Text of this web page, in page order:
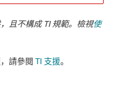
且不構成 TI 規範。檢視使
請參閱 TI 支援。​​​​​​​​​​​​​​